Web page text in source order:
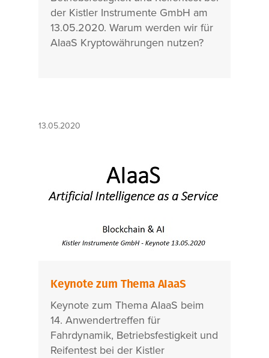
der Kistler Instrumente GmbH am
13.05.2020. Warum werden wir für
AIaaS Kryptowährungen nutzen?
13.05.2020
Keynote zum Thema AIaaS
Keynote zum Thema AIaaS beim
14. Anwendertreffen für
Fahrdynamik, Betriebsfestigkeit und
Reifentest bei der Kistler